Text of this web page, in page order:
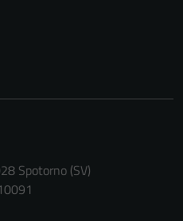
Spotorno (SV)